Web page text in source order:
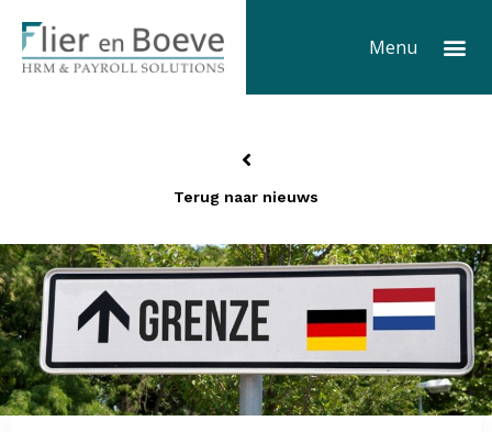
naar
Menu
Terug naar nieuws